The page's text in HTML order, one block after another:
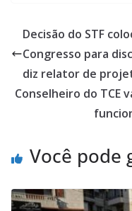
Decisão do STF
Congresso para
diz relator de
Conselheiro do TCE
Você pode